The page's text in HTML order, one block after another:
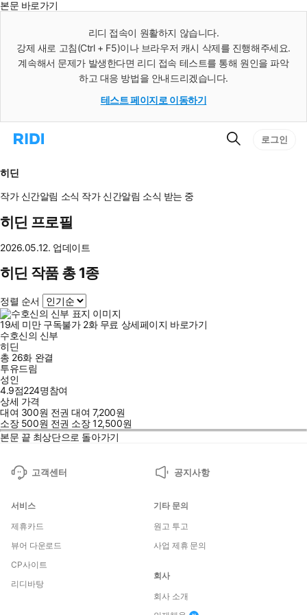
본문 바로가기
리디 접속이 원활하지 않습니다.
강제 새로 고침(Ctrl + F5)이나 브라우저 캐시 삭제를 진행해주세요.
계속해서 문제가 발생한다면 리디 접속 테스트를 통해 원인을 파악
하고 대응 방법을 안내드리겠습니다.
테스트 페이지로 이동하기
리
으
로
이
동
검
로그인
히딘
작가 신간알림 소식 작가 신간알림 소식 받는 중
히딘 프로필
2026.05.12. 업데이트
히딘 작품 총 1종
정렬 순서
19세 미만 구독불가 2화 무료 상세페이지 바로가기
수호신의 신부
히딘
총 26화 완결
투유드림
성인
4.9점224명참여
상세 가격
대여 300원 전권 대여7,200원
소장 500원 전권 소장12,500원
본문 끝 최상단으로 돌아가기
고객센터 공지사항
서비스
제휴카드
뷰어 다운로드
CP사이트
리디바탕
기타 문의
원고 투고
사업 제휴 문의
회사
회사 소개